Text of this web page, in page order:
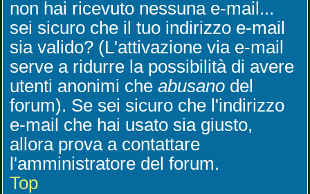
non hai ricevuto nessuna e-mail...
sei sicuro che il tuo indirizzo e-mail
sia valido? (L'attivazione via e-mail
serve a ridurre la possibilità di avere
utenti anonimi che abusano del
forum). Se sei sicuro che l'indirizzo
e-mail che hai usato sia giusto,
allora prova a contattare
l'amministratore del forum.
Top